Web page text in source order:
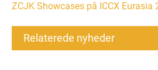
ZCJK Showcases på ICCX Eurasia
Relaterede nyheder